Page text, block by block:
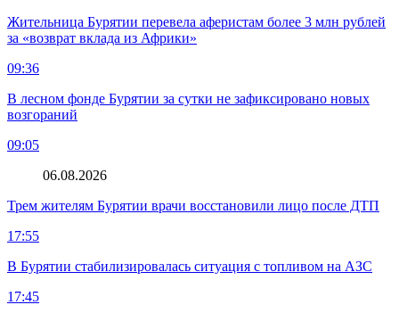
Жительница Бурятии перевела аферистам более 3 млн рублей
за «возврат вклада из Африки»
09:36
В лесном фонде Бурятии за сутки не зафиксировано новых
возгораний
09:05
06.08.2026
Трем жителям Бурятии врачи восстановили лицо после ДТП
17:55
В Бурятии стабилизировалась ситуация с топливом на АЗС
17:45